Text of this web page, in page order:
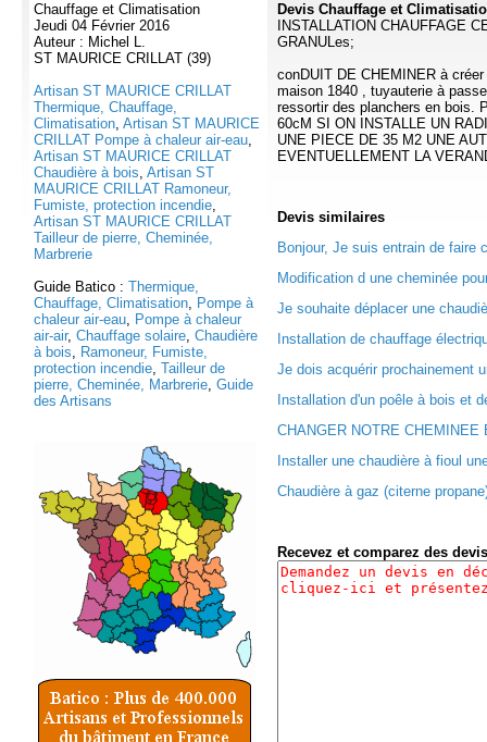
Chauffage et Climatisation
Jeudi 04 Février 2016
Auteur : Michel L.
ST MAURICE CRILLAT (39)
Artisan ST MAURICE CRILLAT
Thermique, Chauffage,
Climatisation, Artisan ST MAURICE
CRILLAT Pompe à chaleur air-eau,
Artisan ST MAURICE CRILLAT
Chaudière à bois, Artisan ST
MAURICE CRILLAT Ramoneur,
Fumiste, protection incendie,
Artisan ST MAURICE CRILLAT
Tailleur de pierre, Cheminée,
Marbrerie
Guide Batico : Thermique,
Chauffage, Climatisation, Pompe à
chaleur air-eau, Pompe à chaleur
air-air, Chauffage solaire, Chaudière
à bois, Ramoneur, Fumiste,
protection incendie, Tailleur de
pierre, Cheminée, Marbrerie, Guide
des Artisans
Devis Chauffage et
INSTALLATION CHAUFFAGE
GRANULes;
conDUIT DE CHEMINER à
maison 1840 , tuyauterie à
ressortir des planchers en bois.
60cM SI ON INSTALLE UN
UNE PIECE DE 35 M2 UNE
EVENTUELLEMENT LA
Devis similaires
Bonjour, Je suis entrain de faire
Modification d une cheminée
Je souhaite déplacer une
Installation de chauffage
Je dois acquérir prochainement
Installation d'un poêle à bois et
CHANGER NOTRE
Installer une chaudière à fioul
Chaudière à gaz (citerne
Recevez et comparez des